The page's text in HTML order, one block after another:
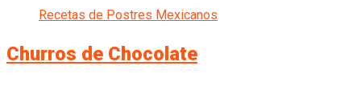
Recetas de Postres Mexicanos
Churros de Chocolate